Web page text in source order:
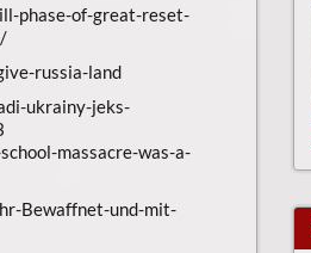
phase-of-great-reset-
russia-land
ukrainy-jeks-
massacre-was-a-
Bewaffnet-und-mit-